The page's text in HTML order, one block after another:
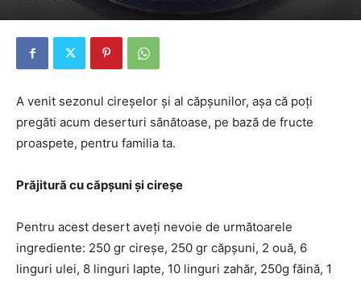
A venit sezonul cireșelor și al căpșunilor, așa că poți
pregăti acum deserturi sănătoase, pe bază de fructe
proaspete, pentru familia ta.
Prăjitură cu căpșuni și cireșe
Pentru acest desert aveți nevoie de următoarele
ingrediente: 250 gr cireșe, 250 gr căpșuni, 2 ouă, 6
linguri ulei, 8 linguri lapte, 10 linguri zahăr, 250g făină, 1